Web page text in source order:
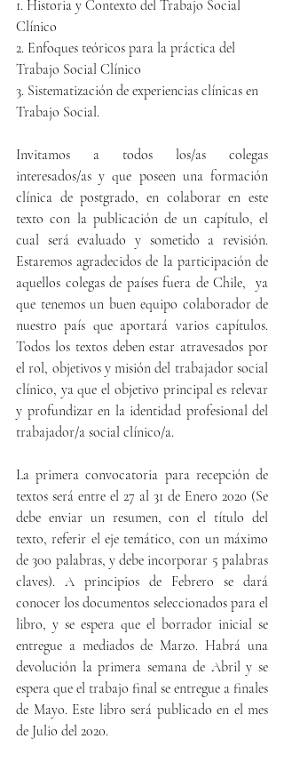
1. Historia y Contexto del Trabajo Social
Clínico
2. Enfoques teóricos para la práctica del
Trabajo Social Clínico
3. Sistematización de experiencias clínicas en
Trabajo Social.
Invitamos a todos los/as colegas
interesados/as y que poseen una formación
clínica de postgrado, en colaborar en este
texto con la publicación de un capítulo, el
cual será evaluado y sometido a revisión.
Estaremos agradecidos de la participación de
aquellos colegas de países fuera de Chile,  ya
que tenemos un buen equipo colaborador de
nuestro país que aportará varios capítulos.
Todos los textos deben estar atravesados por
el rol, objetivos y misión del trabajador social
clínico, ya que el objetivo principal es relevar
y profundizar en la identidad profesional del
trabajador/a social clínico/a.
La primera convocatoria para recepción de
textos será entre el 27 al 31 de Enero 2020 (Se
debe enviar un resumen, con el título del
texto, referir el eje temático, con un máximo
de 300 palabras, y debe incorporar 5 palabras
claves). A principios de Febrero se dará
conocer los documentos seleccionados para el
libro, y se espera que el borrador inicial se
entregue a mediados de Marzo. Habrá una
devolución la primera semana de Abril y se
espera que el trabajo final se entregue a finales
de Mayo. Este libro será publicado en el mes
de Julio del 2020.